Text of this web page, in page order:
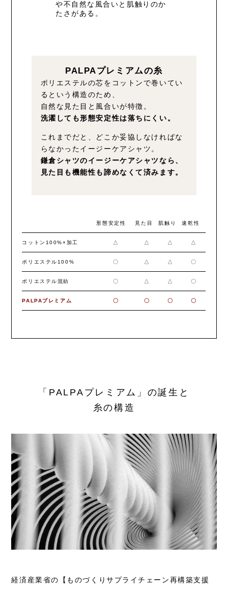
や不自然な風合いと肌触りのか
たさがある。
PALPAプレミアムの糸
ポリエステルの芯をコットンで巻いてい
るという構造のため、
自然な見た目と風合いが特徴。
洗濯しても形態安定性は落ちにくい。
これまでだと、どこか妥協しなければな
らなかったイージーケアシャツ。
鎌倉シャツのイージーケアシャツなら、
見た目も機能性も諦めなくて済みます。
形態安定性 見た目 肌触り 速乾性
コットン100%×加工 △ △ △ △
ポリエステル100% 〇 △ △ 〇
ポリエステル混紡 〇 △ △ 〇
PALPAプレミアム 〇 〇 〇 〇
「PALPAプレミアム」の誕生と
糸の構造
経済産業省の【ものづくりサプライチェーン再構築支援